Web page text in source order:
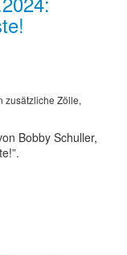
zusätzliche Zölle,
Bobby Schuller,